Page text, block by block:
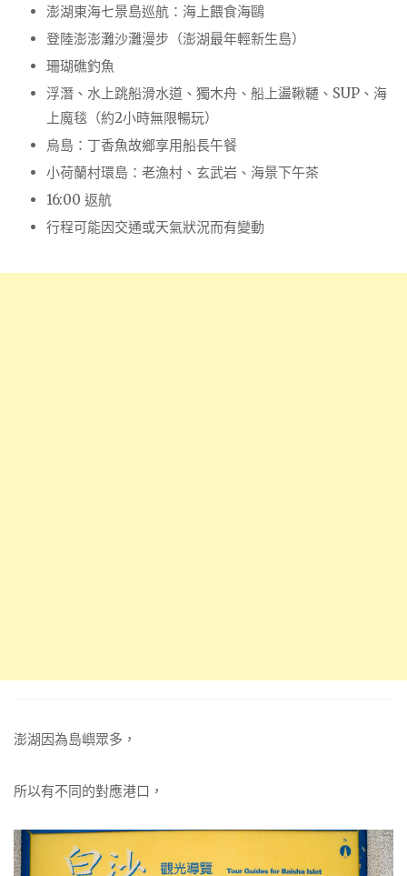
澎湖東海七景島巡航：海上餵食海鷗
登陸澎澎灘沙灘漫步（澎湖最年輕新生島）
珊瑚礁釣魚
浮潛、水上跳船滑水道、獨木舟、船上盪鞦韆、SUP、海
上魔毯（約2小時無限暢玩）
烏島：丁香魚故鄉享用船長午餐
小荷蘭村環島：老漁村、玄武岩、海景下午茶
16:00 返航
行程可能因交通或天氣狀況而有變動
澎湖因為島嶼眾多，
所以有不同的對應港口，